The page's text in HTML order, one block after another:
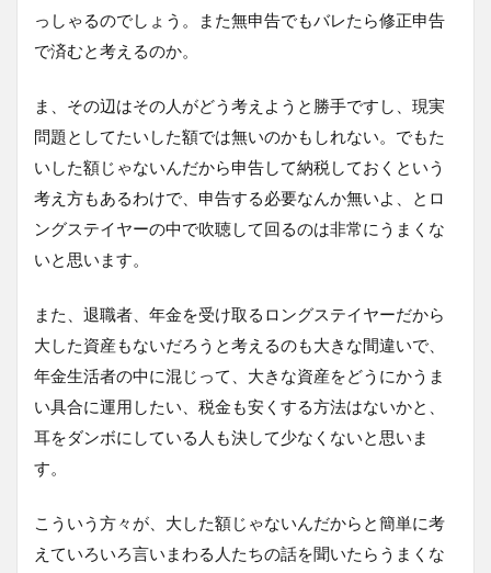
っしゃるのでしょう。また無申告でもバレたら修正申告
で済むと考えるのか。
ま、その辺はその人がどう考えようと勝手ですし、現実
問題としてたいした額では無いのかもしれない。でもた
いした額じゃないんだから申告して納税しておくという
考え方もあるわけで、申告する必要なんか無いよ、とロ
ングステイヤーの中で吹聴して回るのは非常にうまくな
いと思います。
また、退職者、年金を受け取るロングステイヤーだから
大した資産もないだろうと考えるのも大きな間違いで、
年金生活者の中に混じって、大きな資産をどうにかうま
い具合に運用したい、税金も安くする方法はないかと、
耳をダンボにしている人も決して少なくないと思いま
す。
こういう方々が、大した額じゃないんだからと簡単に考
えていろいろ言いまわる人たちの話を聞いたらうまくな